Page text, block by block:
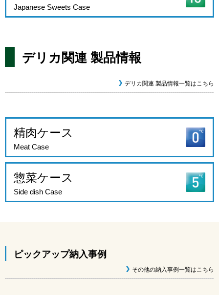
Japanese Sweets Case
デリカ関連 製品情報
デリカ関連 製品情報一覧はこちら
精肉ケース
Meat Case
惣菜ケース
Side dish Case
ピックアップ納入事例
その他の納入事例一覧はこちら